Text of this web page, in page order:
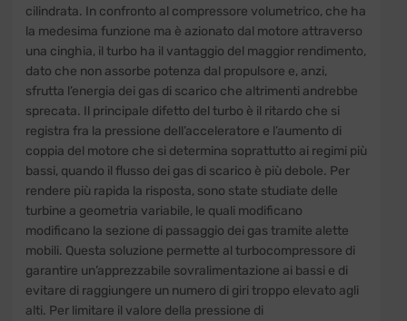
cilindrata. In confronto al compressore volumetrico, che ha
la medesima funzione ma è azionato dal motore attraverso
una cinghia, il turbo ha il vantaggio del maggior rendimento,
dato che non assorbe potenza dal propulsore e, anzi,
sfrutta l’energia dei gas di scarico che altrimenti andrebbe
sprecata. Il principale difetto del turbo è il ritardo che si
registra fra la pressione dell’acceleratore e l’aumento di
coppia del motore che si determina soprattutto ai regimi più
bassi, quando il flusso dei gas di scarico è più debole. Per
rendere più rapida la risposta, sono state studiate delle
turbine a geometria variabile, le quali modificano
modificano la sezione di passaggio dei gas tramite alette
mobili. Questa soluzione permette al turbocompressore di
garantire un’apprezzabile sovralimentazione ai bassi e di
evitare di raggiungere un numero di giri troppo elevato agli
alti. Per limitare il valore della pressione di